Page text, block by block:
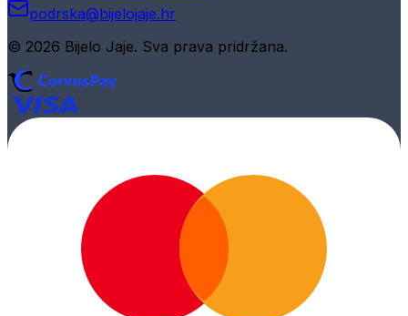
podrska@bijelojaje.hr
© 2026 Bijelo Jaje. Sva prava pridržana.